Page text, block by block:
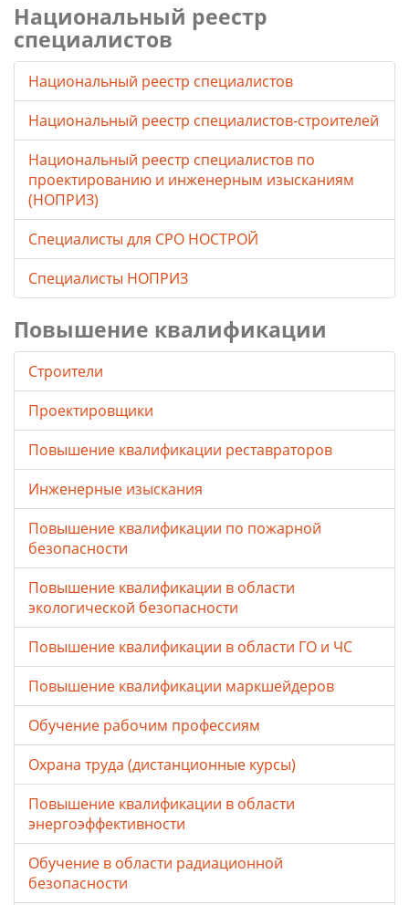
Национальный реестр
специалистов
Национальный реестр специалистов
Национальный реестр специалистов-строителей
Национальный реестр специалистов по
проектированию и инженерным изысканиям
(НОПРИЗ)
Специалисты для СРО НОСТРОЙ
Специалисты НОПРИЗ
Повышение квалификации
Строители
Проектировщики
Повышение квалификации реставраторов
Инженерные изыскания
Повышение квалификации по пожарной
безопасности
Повышение квалификации в области
экологической безопасности
Повышение квалификации в области ГО и ЧС
Повышение квалификации маркшейдеров
Обучение рабочим профессиям
Охрана труда (дистанционные курсы)
Повышение квалификации в области
энергоэффективности
Обучение в области радиационной
безопасности